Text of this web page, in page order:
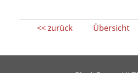
<< zurück Übersicht